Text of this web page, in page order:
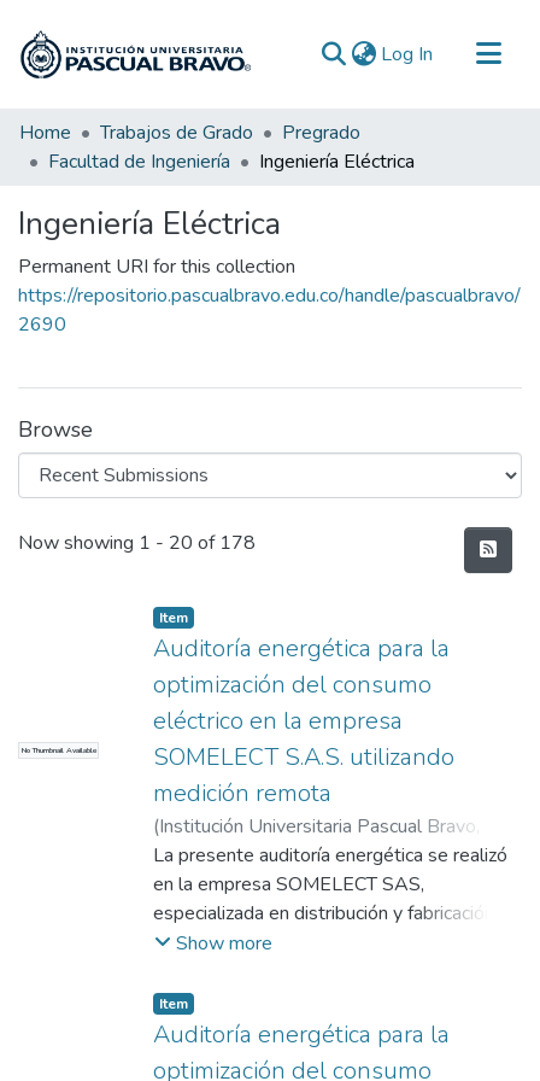
Log In (current)
Communities & Collections
All of DSpace
Statistics
Home Trabajos de Grado
Pregrado
Facultad de Ingeniería
Ingeniería Eléctrica
Ingeniería Eléctrica
Permanent URI for this collection
https://repositorio.pascualbravo.edu.co/handle/pascualbravo/
2690
Browse
Recent Submissions
Now showing 1 - 20 of 178
No Thumbnail Available
Item
Auditoría energética para la
optimización del consumo
eléctrico en la empresa
SOMELECT S.A.S. utilizando
medición remota
(Institución Universitaria Pascual Bravo
2025)Mesa Monsalve, Yeison Alexander;
Quintana Martinez, Josman Jose;
Vergara, Dumas Alejandro;Alvarez
Arboleda, Bayron
La presente auditoría energética se realizó
en la empresa SOMELECT SAS,
especializada en distribución y fabricación de
componentes eléctricos, con el objetivo de
uso y gestión eficiente de la energía
eléctrica. Mediante el empleo de tecnología
IoT (sistema DRACMON-3) y metodología
Show more
Item
Auditoría energética para la
optimización del consumo